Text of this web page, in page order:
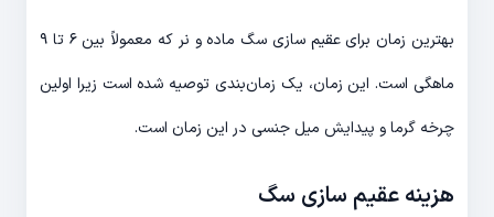
بهترین زمان برای عقیم سازی سگ‌ ماده و نر که معمولاً بین ۶ تا ۹
ماهگی است. این زمان، یک زمان‌بندی توصیه شده است زیرا اولین
چرخه گرما و پیدایش میل جنسی در این زمان است.
هزینه عقیم سازی سگ